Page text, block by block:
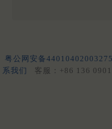
粤公网安备44010402003275
系我们
客服：+86 136